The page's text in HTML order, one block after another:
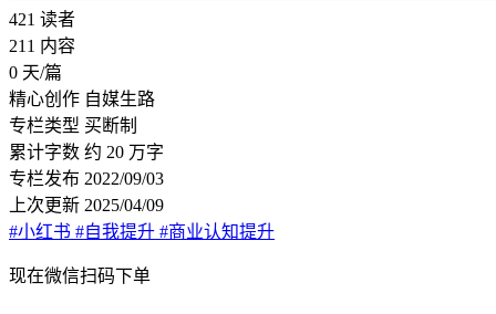
421 读者
211 内容
0 天/篇
精心创作 自媒生路
专栏类型 买断制
累计字数 约 20 万字
专栏发布 2022/09/03
上次更新 2025/04/09
#小红书 #自我提升 #商业认知提升
现在微信扫码下单